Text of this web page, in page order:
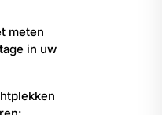
meten
in uw